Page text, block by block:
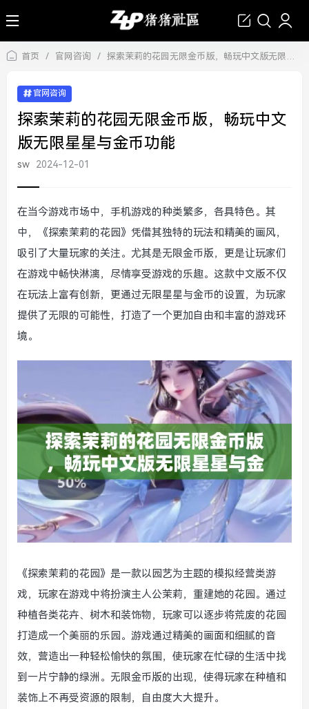
首页 / 官网咨询 / 探索茉莉的花园无限金币版，畅玩中文版无限星星与金币功能
官网咨询
探索茉莉的花园无限金币版，畅玩中文
版无限星星与金币功能
sw 2024-12-01
在当今游戏市场中，手机游戏的种类繁多，各具特色。其
中，《探索茉莉的花园》凭借其独特的玩法和精美的画风，
吸引了大量玩家的关注。尤其是无限金币版，更是让玩家们
在游戏中畅快淋漓，尽情享受游戏的乐趣。这款中文版不仅
在玩法上富有创新，更通过无限星星与金币的设置，为玩家
提供了无限的可能性，打造了一个更加自由和丰富的游戏环
境。
《探索茉莉的花园》是一款以园艺为主题的模拟经营类游
戏，玩家在游戏中将扮演主人公茉莉，重建她的花园。通过
种植各类花卉、树木和装饰物，玩家可以逐步将荒废的花园
打造成一个美丽的乐园。游戏通过精美的画面和细腻的音
效，营造出一种轻松愉快的氛围，使玩家在忙碌的生活中找
到一片宁静的绿洲。无限金币版的出现，使得玩家在种植和
装饰上不再受资源的限制，自由度大大提升。